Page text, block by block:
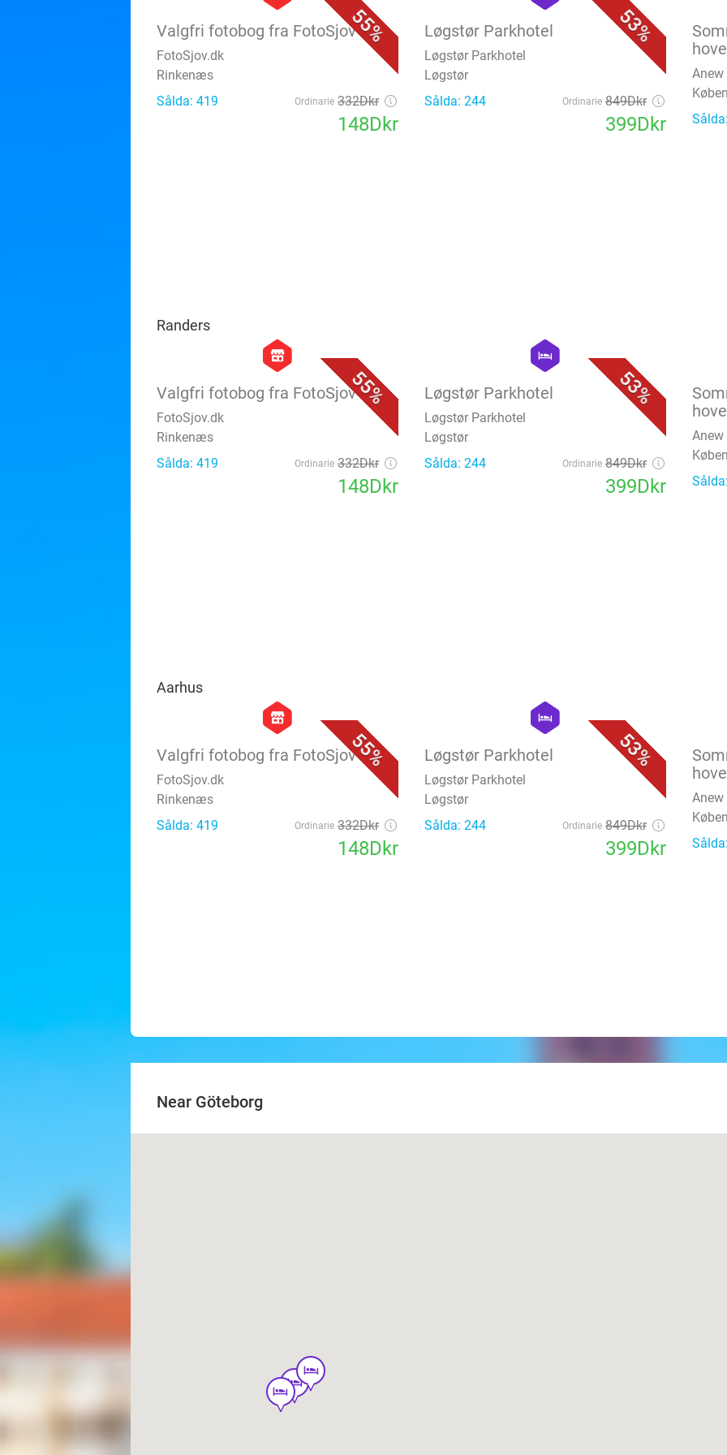
55%
Valgfri fotobog fra FotoSjov
FotoSjov.dk
Rinkenæs
Sålda: 419
Ordinarie 332Dkr
148Dkr
53%
Løgstør Parkhotel
Løgstør Parkhotel
Løgstør
Sålda: 244
Ordinarie 849Dkr
399Dkr
Anew
Randers
55%
hexagon
store
Valgfri fotobog fra FotoSjov
FotoSjov.dk
Rinkenæs
Sålda: 419
Ordinarie 332Dkr
148Dkr
53%
hexagon
hotel
Løgstør Parkhotel
Løgstør Parkhotel
Løgstør
Sålda: 244
Ordinarie 849Dkr
399Dkr
Anew
Aarhus
55%
hexagon
store
Valgfri fotobog fra FotoSjov
FotoSjov.dk
Rinkenæs
Sålda: 419
Ordinarie 332Dkr
148Dkr
53%
hexagon
hotel
Løgstør Parkhotel
Løgstør Parkhotel
Løgstør
Sålda: 244
Ordinarie 849Dkr
399Dkr
Anew
Near Göteborg
hotel
hotel
hotel